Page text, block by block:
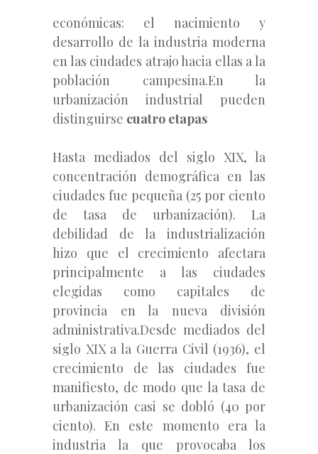
económicas: el nacimiento y
desarrollo de la industria moderna
en las ciudades atrajo hacia ellas a la
población campesina.En la
urbanización industrial pueden
distinguirse cuatro etapas
Hasta mediados del siglo XIX, la
concentración demográfica en las
ciudades fue pequeña (25 por ciento
de tasa de urbanización). La
debilidad de la industrialización
hizo que el crecimiento afectara
principalmente a las ciudades
elegidas como capitales de
provincia en la nueva división
administrativa.Desde mediados del
siglo XIX a la Guerra Civil (1936), el
crecimiento de las ciudades fue
manifiesto, de modo que la tasa de
urbanización casi se dobló (40 por
ciento). En este momento era la
industria la que provocaba los